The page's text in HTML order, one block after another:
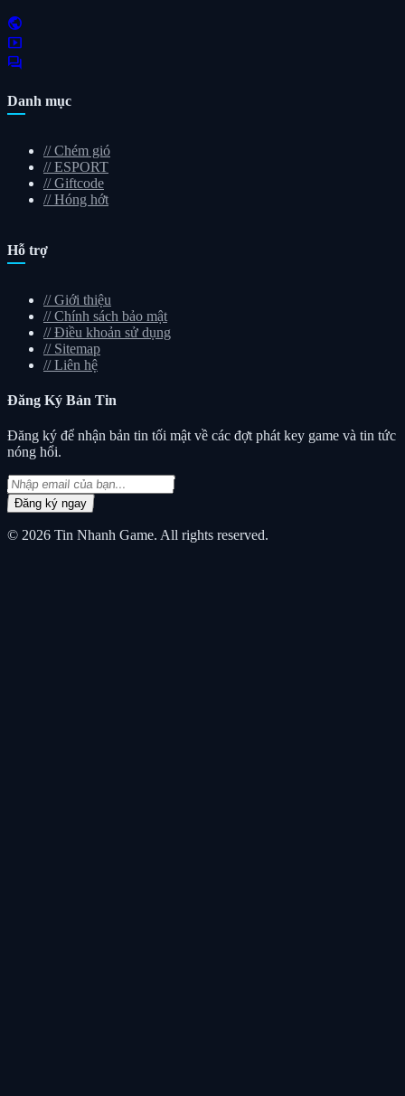
public
smart_display
forum
Danh mục
// Chém gió
// ESPORT
// Giftcode
// Hóng hớt
Hỗ trợ
// Giới thiệu
// Chính sách bảo mật
// Điều khoản sử dụng
// Sitemap
// Liên hệ
Đăng Ký Bản Tin
Đăng ký để nhận bản tin tối mật về các đợt phát key game và tin tức
nóng hổi.
Đăng ký ngay
© 2026 Tin Nhanh Game. All rights reserved.